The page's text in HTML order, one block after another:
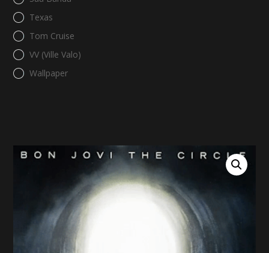
Texas
Tom Cruise
VV (Ville Valo)
Wallpaper